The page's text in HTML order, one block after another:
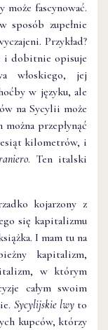
fascynować.
sposób zupełnie
Przykład?
i dobitnie opisuje
włoskiego, jej
w języku, ale
na Sycylii może
przepłynąć
kilometrów, i
. Ten italski
kojarzony z
się kapitalizmu
I mam tu na
kapitalizm,
w którym
całym swoim
Sycylijskie lwyto
kupców, którzy